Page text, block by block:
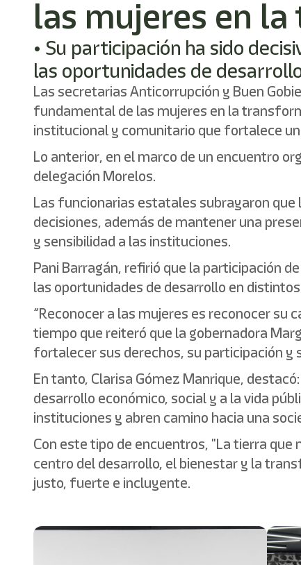
las mujeres en
• Su participación ha sido
las oportunidades de
Las secretarias Anticorrupción y Buen
fundamental de las mujeres en la
institucional y comunitario que fortalece
Lo anterior, en el marco de un encuentro
delegación Morelos.
Las funcionarias estatales subrayaron
decisiones, además de mantener una
y sensibilidad a las instituciones.
Pani Barragán, refirió que la participación
las oportunidades de desarrollo en
“Reconocer a las mujeres es reconocer
tiempo que reiteró que la gobernadora
fortalecer sus derechos, su participación y
En tanto, Clarisa Gómez Manrique,
desarrollo económico, social y a la vida
instituciones y abren camino hacia una
Con este tipo de encuentros, "La tierra
centro del desarrollo, el bienestar y la
justo, fuerte e incluyente.